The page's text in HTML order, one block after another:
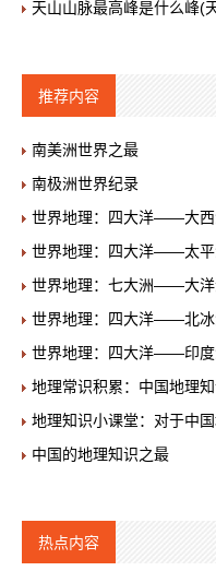
天山山脉最高峰是什么峰(
推荐内容
南美洲世界之最
南极洲世界纪录
世界地理：四大洋——大
世界地理：四大洋——太
世界地理：七大洲——大洋
世界地理：四大洋——北
世界地理：四大洋——印
地理常识积累：中国地理
地理知识小课堂：对于中
中国的地理知识之最
热点内容